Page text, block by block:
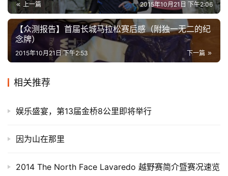
上一篇 2015年10月21日 下午2:06
【众测报告】首届长城马拉松赛后感（附独一无二的纪
念牌）
下一篇
2015年10月21日 下午2:53
相关推荐
娱乐盛宴，第13届金桥8公里即将举行
因为山在那里
2014 The North Face Lavaredo 越野赛简介暨赛况速览